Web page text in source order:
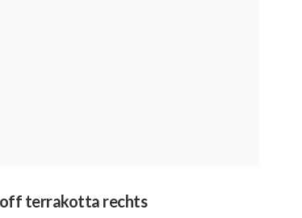
terrakotta rechts